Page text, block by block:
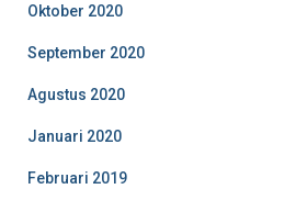
Oktober 2020
September 2020
Agustus 2020
Januari 2020
Februari 2019